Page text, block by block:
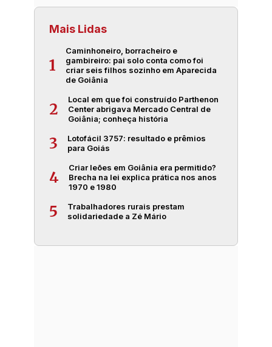
Mais Lidas
1
Caminhoneiro, borracheiro e
gambireiro: pai solo conta como foi
criar seis filhos sozinho em Aparecida
de Goiânia
2
Local em que foi construído Parthenon
Center abrigava Mercado Central de
Goiânia; conheça história
3
Lotofácil 3757: resultado e prêmios
para Goiás
4
Criar leões em Goiânia era permitido?
Brecha na lei explica prática nos anos
1970 e 1980
5
Trabalhadores rurais prestam
solidariedade a Zé Mário